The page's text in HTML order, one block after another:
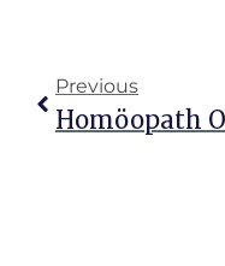
Previous